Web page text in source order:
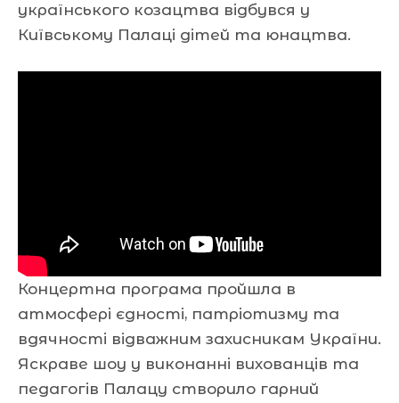
українського козацтва відбувся у
Київському Палаці дітей та юнацтва.
Концертна програма пройшла в
атмосфері єдності, патріотизму та
вдячності відважним захисникам України.
Яскраве шоу у виконанні вихованців та
педагогів Палацу створило гарний